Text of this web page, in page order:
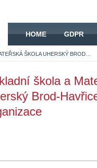
HOME GDPR
škola a
Brod-